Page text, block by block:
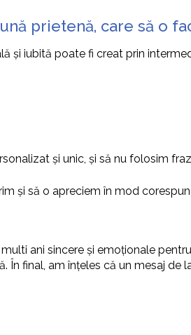
prietenă, care să o
și iubită poate fi creat prin
și unic, și să nu folosim
și să o apreciem în mod
ani sincere și emoționale
final, am înțeles că un mesaj